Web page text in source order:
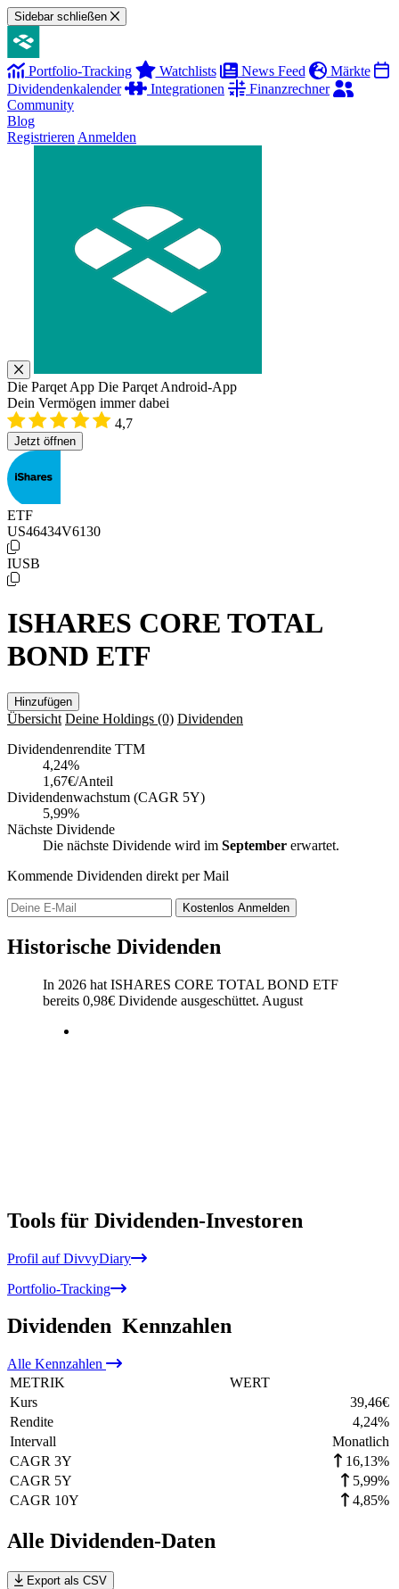
Sidebar schließen
Portfolio-Tracking Watchlists News Feed
Märkte
Dividendenkalender
Integrationen
Finanzrechner
Community
Blog
Registrieren Anmelden
Die Parqet App Die Parqet Android-App
Dein Vermögen immer dabei
4,7
Jetzt öffnen
ETF
US46434V6130
IUSB
ISHARES CORE TOTAL
BOND ETF
Hinzufügen
Übersicht Deine Holdings (0) Dividenden
Dividendenrendite TTM
4,24%
1,67€/Anteil
Dividendenwachstum (CAGR 5Y)
5,99%
Nächste Dividende
Die nächste Dividende wird im September erwartet.
Kommende Dividenden direkt per Mail
Kostenlos Anmelden
Historische Dividenden
In 2026 hat ISHARES CORE TOTAL BOND ETF
bereits 0,98€ Dividende ausgeschüttet. August
Tools für Dividenden-Investoren
Profil auf DivvyDiary
Portfolio-Tracking
Dividenden Kennzahlen
Alle Kennzahlen
METRIK
WERT
Kurs
39,46€
Rendite
4,24%
Intervall
Monatlich
CAGR 3Y
16,13%
CAGR 5Y
5,99%
CAGR 10Y
4,85%
Alle Dividenden-Daten
Export als CSV